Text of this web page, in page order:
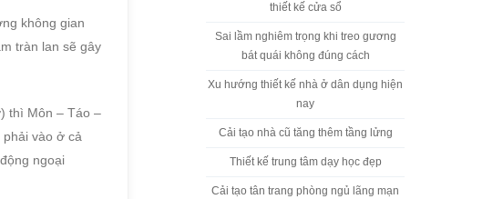
không gian
tràn lan sẽ gây
thì Môn – Táo –
vào ở cả
ngoại
thiết kế cửa sổ
Sai lầm nghiêm trọng khi treo gương
bát quái không đúng cách
Xu hướng thiết kế nhà ở dân dụng hiện
nay
Cải tạo nhà cũ tăng thêm tầng lửng
Thiết kế trung tâm dạy học đẹp
Cải tạo tân trang phòng ngủ lãng mạn